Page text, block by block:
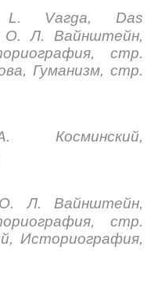
L. Vагga, Das
О. Л. Вайнштейн,
стр.
Гуманизм, стр.
Л. Вайнштейн,
стр.
Историография,